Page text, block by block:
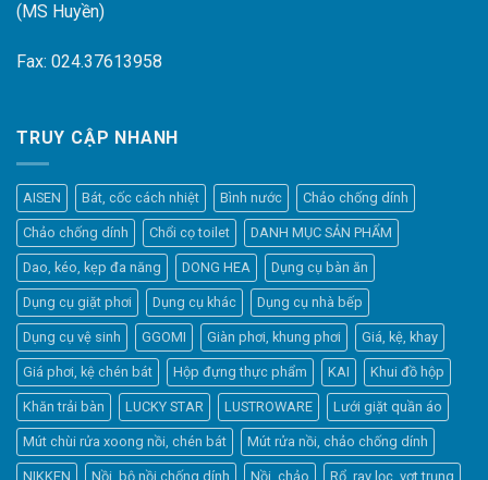
(MS Huyền)
Fax: 024.37613958
TRUY CẬP NHANH
AISEN Bát, cốc cách nhiệt Bình nước Chảo chống dính
Chảo chống dính Chổi cọ toilet DANH MỤC SẢN PHẨM
Dao, kéo, kẹp đa năng DONG HEA Dụng cụ bàn ăn
Dụng cụ giặt phơi Dụng cụ khác Dụng cụ nhà bếp
Dụng cụ vệ sinh GGOMI Giàn phơi, khung phơi Giá, kệ, khay
Giá phơi, kệ chén bát Hộp đựng thực phẩm KAI Khui đồ hộp
Khăn trải bàn LUCKY STAR LUSTROWARE Lưới giặt quần áo
Mút chùi rửa xoong nồi, chén bát Mút rửa nồi, chảo chống dính
NIKKEN Nồi, bộ nồi chống dính Nồi, chảo Rổ, ray lọc, vợt trụng
Elfsight
Typically replies within a day